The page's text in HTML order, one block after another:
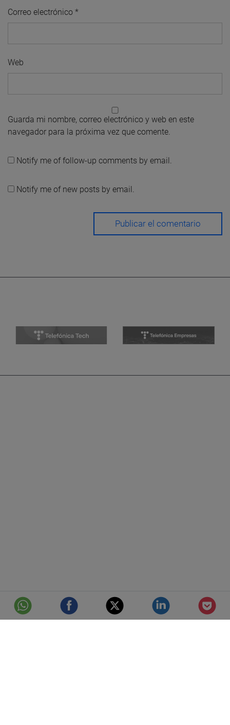
Correo electrónico *
Web
Guarda mi nombre, correo electrónico y web en este
navegador para la próxima vez que comente.
Notify me of follow-up comments by email.
Notify me of new posts by email.